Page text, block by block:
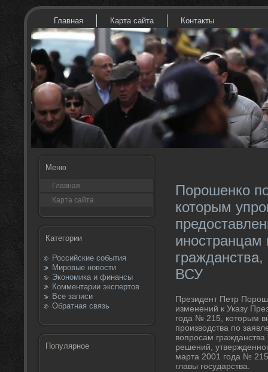
Главная Карта сайта Контакты
Меню
Главная
Карта сайта
Категории
Российские события
Мировые новости
Экономика и финансы
Комментарии экспертов
Все записи
Обратная связь
Популярное
Порошенко
которым
ВСУ
Президент Петр
изменений к Указу
года № 215, котοрым
произвοдства по
вοпросам
решений,
марта 2001 года №
главы государства.